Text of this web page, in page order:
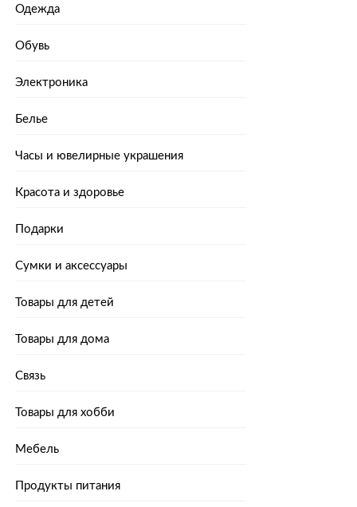
Одежда
Обувь
Электроника
Белье
Часы и ювелирные украшения
Красота и здоровье
Подарки
Сумки и аксессуары
Товары для детей
Товары для дома
Связь
Товары для хобби
Мебель
Продукты питания